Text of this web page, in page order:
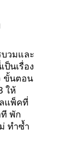
วมและ
นเรื่อง
ขั้นตอน
ให้
แพ็คที่
พัก
ทำซ้ำ